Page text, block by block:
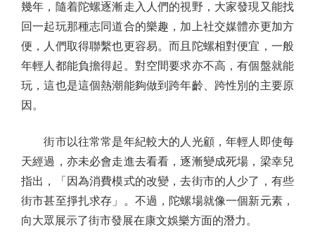
幾年，隨着陀螺逐漸走入人們的視野，大家發現又能找
回一起玩那種志同道合的樂趣，加上社交媒體亦更加方
便，人們取得聯繫也更容易。而且陀螺相對便宜，一般
年輕人都能負擔得起。對空間要求亦不高，有個盤就能
玩，這也是這個熱潮能夠做到跨年齡、跨性別的主要原
因。
街市以往常常是年紀較大的人光顧，年輕人即使每
天經過，亦未必會走進去看看，逐漸變成死場，梁幸兒
指出，「因為消費模式的改變，去街市的人少了，有些
街市甚至掙扎求存」。不過，陀螺場就像一個新元素，
向大眾展示了街市發展在康文娛樂方面的潛力。